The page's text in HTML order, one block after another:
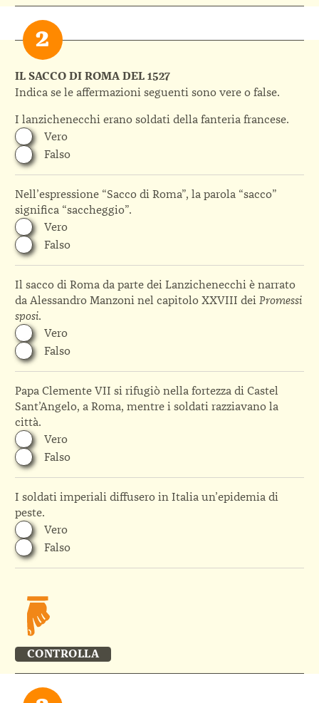
IL SACCO DI ROMA DEL 1527
Indica se le affermazioni seguenti sono vere o false.
I lanzichenecchi erano soldati della fanteria francese.
Vero
Falso
Nell’espressione “Sacco di Roma”, la parola “sacco”
significa “saccheggio”.
Vero
Falso
Il sacco di Roma da parte dei Lanzichenecchi è narrato
da Alessandro Manzoni nel capitolo XXVIII dei Promessi
sposi.
Vero
Falso
Papa Clemente VII si rifugiò nella fortezza di Castel
Sant’Angelo, a Roma, mentre i soldati razziavano la
città.
Vero
Falso
I soldati imperiali diffusero in Italia un’epidemia di
peste.
Vero
Falso
CONTROLLA